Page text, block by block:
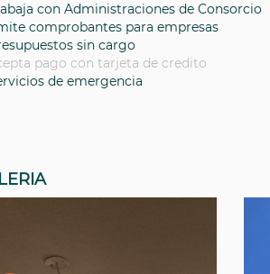
con Administraciones de Consorcio
comprobantes para empresas
sin cargo
pago con tarjeta de credito
de emergencia